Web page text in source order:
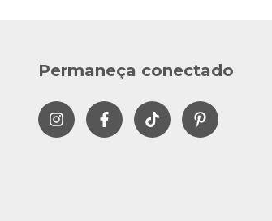
Permaneça conectado